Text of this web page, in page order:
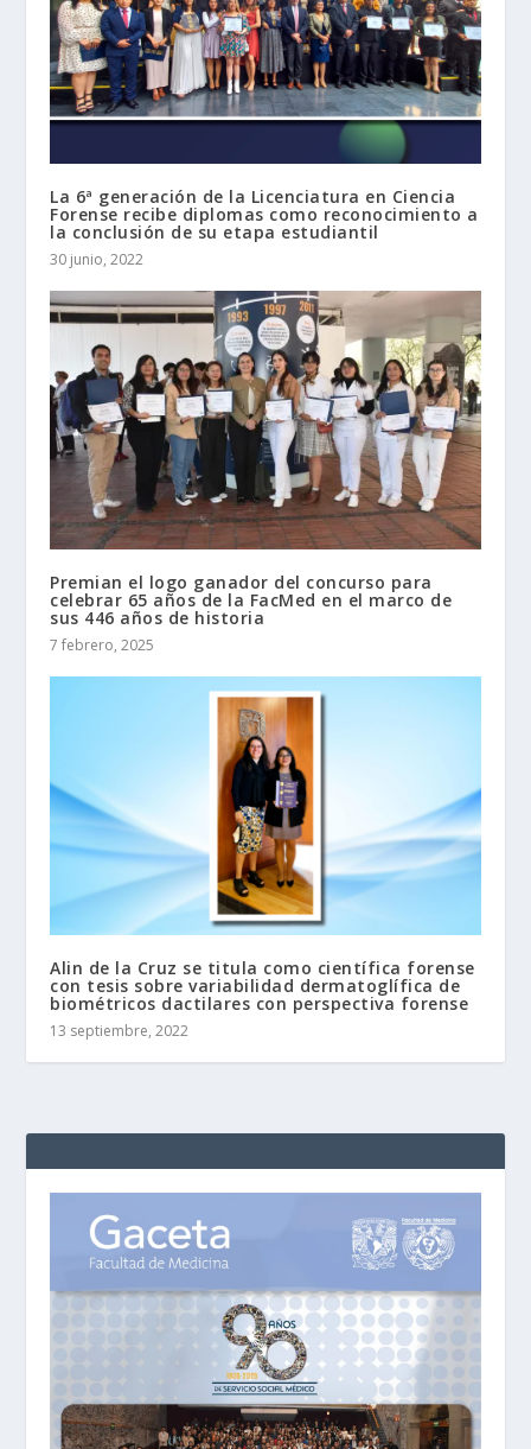
La 6ª generación de la Licenciatura en Ciencia
Forense recibe diplomas como reconocimiento a
la conclusión de su etapa estudiantil
30 junio, 2022
Premian el logo ganador del concurso para
celebrar 65 años de la FacMed en el marco de
sus 446 años de historia
7 febrero, 2025
Alin de la Cruz se titula como científica forense
con tesis sobre variabilidad dermatoglífica de
biométricos dactilares con perspectiva forense
13 septiembre, 2022